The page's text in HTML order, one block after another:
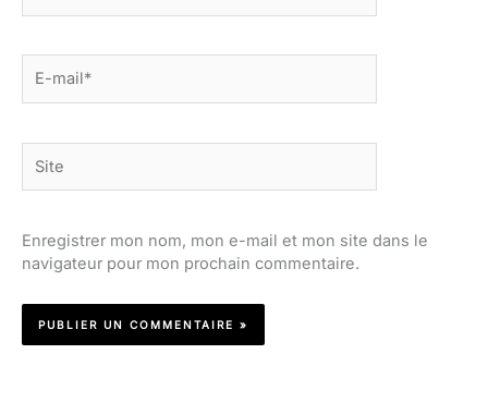
mail*
Enregistrer mon nom, mon e-mail et mon site dans le
navigateur pour mon prochain commentaire.